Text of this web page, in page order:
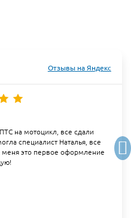
Отзывы на Яндекс
на мотоцикл, все сдали
специалист Наталья, все
меня это первое оформление